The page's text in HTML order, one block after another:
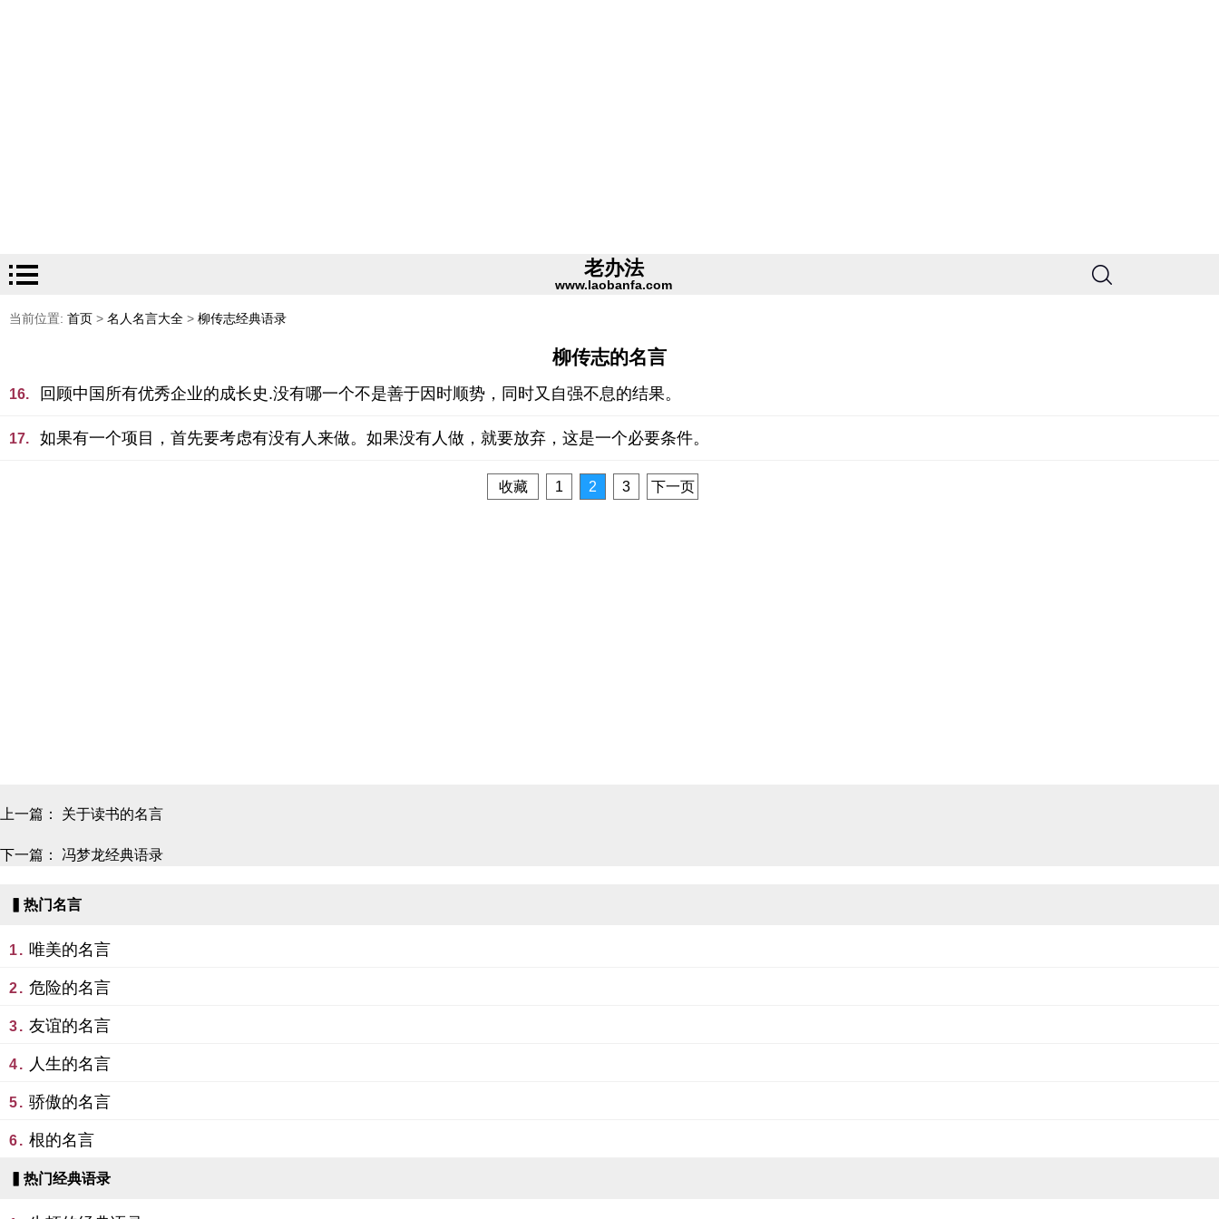
老办法
www.laobanfa.com
当前位置: 首页 > 名人名言大全 > 柳传志经典语录
柳传志的名言
16. 回顾中国所有优秀企业的成长史.没有哪一个不是善于因时顺势，同时又自强不息的结果。
17. 如果有一个项目，首先要考虑有没有人来做。如果没有人做，就要放弃，这是一个必要条件。
收藏 1 2 3 下一页
上一篇： 关于读书的名言
下一篇： 冯梦龙经典语录
▍热门名言
1. 唯美的名言
2. 危险的名言
3. 友谊的名言
4. 人生的名言
5. 骄傲的名言
6. 根的名言
▍热门经典语录